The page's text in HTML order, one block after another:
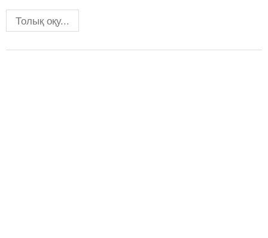
Толық оқу...